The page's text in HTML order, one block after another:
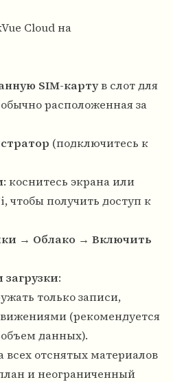
Cloud на
SIM-картув слот для
расположенная за
(подключитесь к
: коснитесь экрана или
чтобы получить доступ к
→ Облако → Включить
:
только записи,
(рекомендуется
данных).
всех отснятых материалов
и неограниченный